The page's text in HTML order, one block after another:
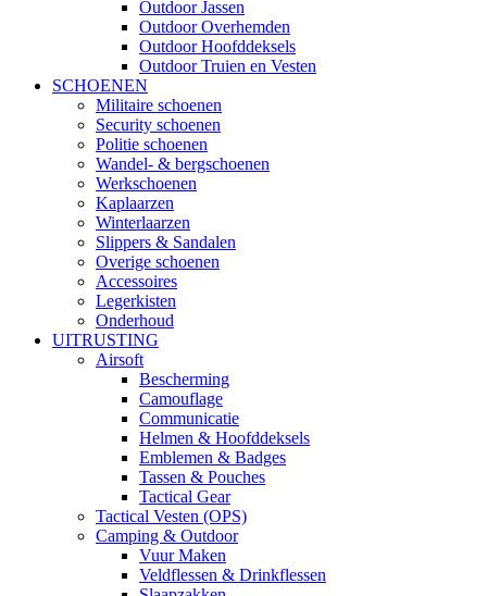
Outdoor Jassen
Outdoor Overhemden
Outdoor Hoofddeksels
Outdoor Truien en Vesten
SCHOENEN
Militaire schoenen
Security schoenen
Politie schoenen
Wandel- & bergschoenen
Werkschoenen
Kaplaarzen
Winterlaarzen
Slippers & Sandalen
Overige schoenen
Accessoires
Legerkisten
Onderhoud
UITRUSTING
Airsoft
Bescherming
Camouflage
Communicatie
Helmen & Hoofddeksels
Emblemen & Badges
Tassen & Pouches
Tactical Gear
Tactical Vesten (OPS)
Camping & Outdoor
Vuur Maken
Veldflessen & Drinkflessen